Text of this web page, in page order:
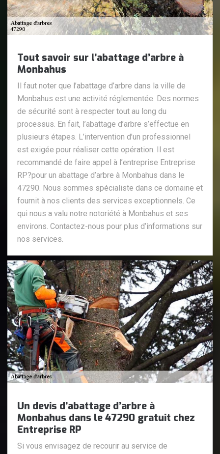
Tout savoir sur l’abattage d’arbre à
Monbahus
Il faut noter que l’abattage d’arbre dans la ville de
Monbahus est une activité réglementée. Des normes
de sécurité sont à respecter tout au long du
processus. En fait, l’abattage d’arbre s’effectue en
plusieurs étapes. L’intervention d’un professionnel
est exigée pour réaliser cette opération. Il est
recommandé de faire appel à l’entreprise Entreprise
RP?pour un abattage d’arbre à Monbahus dans le
47290. Nous sommes spécialiste dans ce domaine et
fournit à nos clients des services exceptionnels. Ce
qui nous a valu notre notoriété à Monbahus et ses
environs. Contactez-nous pour plus d’informations sur
nos services.
Un devis d’abattage d’arbre à
Monbahus dans le 47290 gratuit chez
Entreprise RP
Si vous envisagez de recourir au service de